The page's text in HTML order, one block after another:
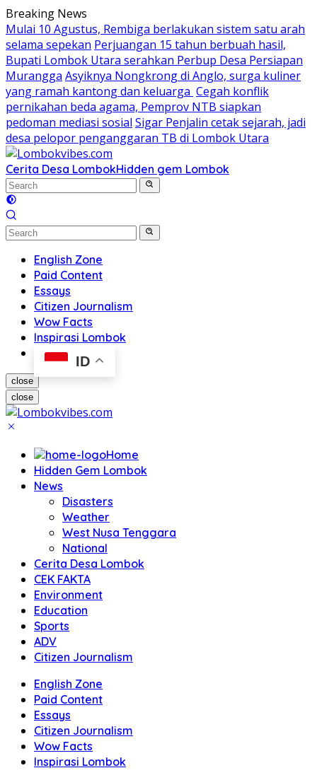
Skip
to
content
Breaking News
Mulai 10 Agustus, Rembiga berlakukan sistem satu arah
selama sepekan Perjuangan 15 tahun berbuah hasil,
Bupati Lombok Utara serahkan Perbup Desa Persiapan
Murangga Asyiknya Nongkrong di Anglo, surga kuliner
yang ramah kantong dan keluarga Cegah konflik
pernikahan beda agama, Pemprov NTB siapkan
pedoman mediasi sosial Sigar Penjalin cetak sejarah, jadi
desa pelopor penganggaran TB di Lombok Utara
Cerita Desa LombokHidden gem Lombok
English Zone
Paid Content
Essays
Citizen Journalism
Wow Facts
Inspirasi Lombok
ID
close
close
Home
Hidden Gem Lombok
News
Disasters
Weather
West Nusa Tenggara
National
Cerita Desa Lombok
CEK FAKTA
Environment
Education
Sports
ADV
Citizen Journalism
English Zone
Paid Content
Essays
Citizen Journalism
Wow Facts
Inspirasi Lombok